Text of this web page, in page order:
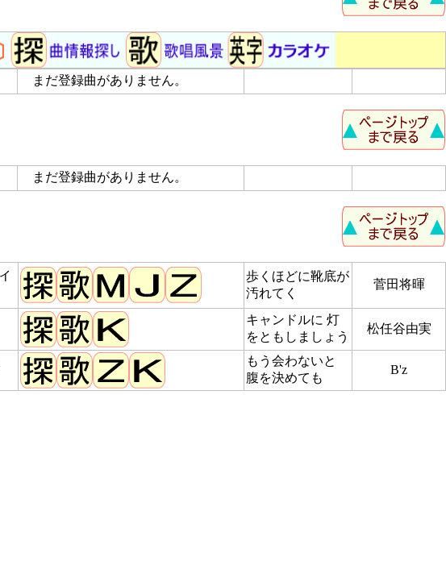
まだ登録曲がありません。
まだ登録曲がありません。
歩くほどに靴底が
汚れてく
菅田将暉
キャンドルに 灯
をともしましょう
松任谷由実
もう会わないと
腹を決めても
B'z